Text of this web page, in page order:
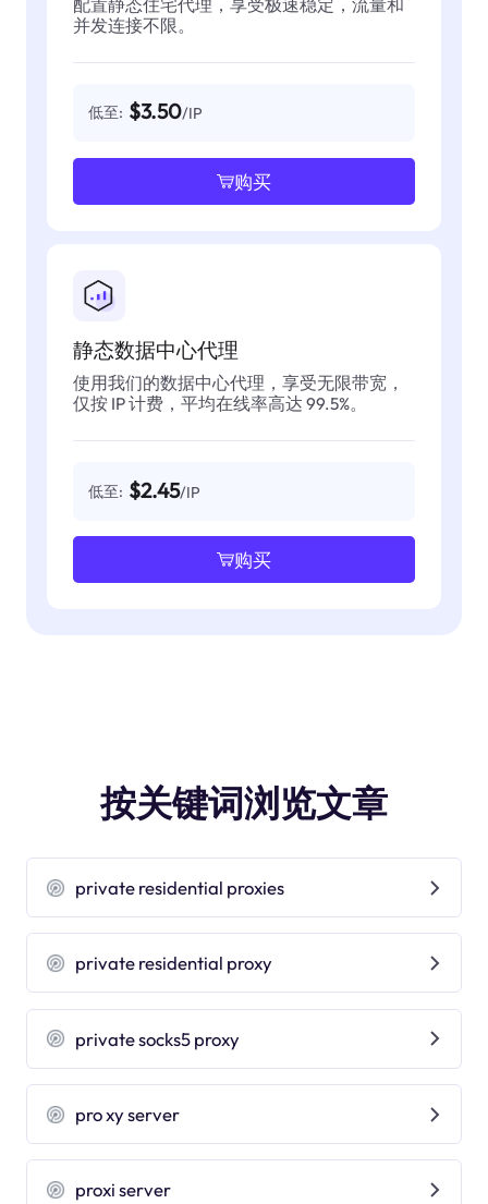
并发连接不限。
低至: $3.50/IP
购买
静态数据中心代理
使用我们的数据中心代理，享受无限带宽，
仅按 IP 计费，平均在线率高达 99.5%。
低至: $2.45/IP
购买
按关键词浏览文章
private residential proxies
private residential proxy
private socks5 proxy
pro xy server
proxi server